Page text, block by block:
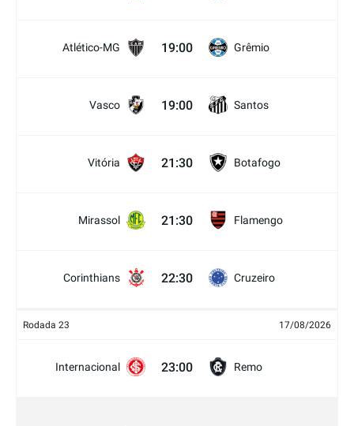
Atlético-MG 19:00 Grêmio
Vasco 19:00 Santos
Vitória 21:30 Botafogo
Mirassol 21:30 Flamengo
Corinthians 22:30 Cruzeiro
Rodada 23 17/08/2026
Internacional 23:00 Remo